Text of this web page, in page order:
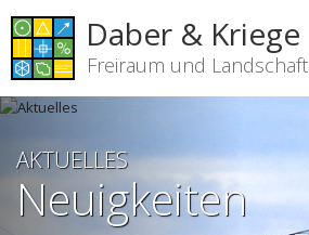
Daber & Kriege
Freiraum und Landschaft
AKTUELLES
Neuigkeiten